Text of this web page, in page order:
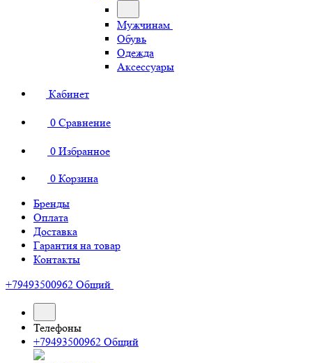
Мужчинам
Обувь
Одежда
Аксессуары
Кабинет
0 Сравнение
0 Избранное
0 Корзина
Бренды
Оплата
Доставка
Гарантия на товар
Контакты
+79493500962 Общий
Телефоны
+79493500962 Общий